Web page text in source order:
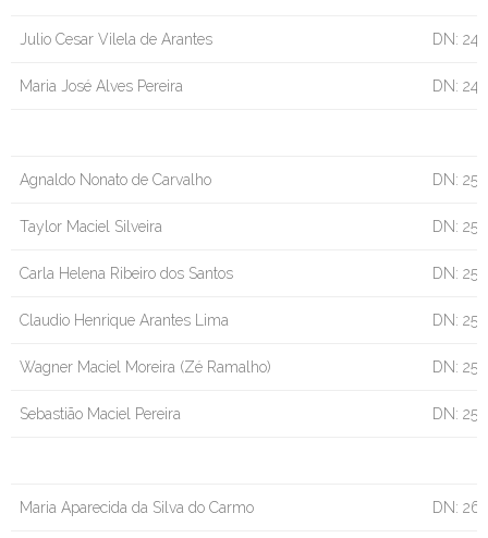
Julio Cesar Vilela de Arantes DN:
Maria José Alves Pereira DN:
Agnaldo Nonato de Carvalho DN:
Taylor Maciel Silveira DN:
Carla Helena Ribeiro dos Santos DN:
Claudio Henrique Arantes Lima DN:
Wagner Maciel Moreira (Zé Ramalho) DN:
Sebastião Maciel Pereira DN:
Maria Aparecida da Silva do Carmo DN: